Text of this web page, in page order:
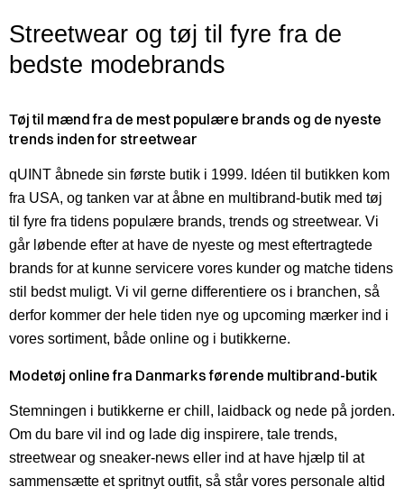
Streetwear og tøj til fyre fra de
bedste modebrands
Tøj til mænd fra de mest populære brands og de nyeste
trends inden for streetwear
qUINT åbnede sin første butik i 1999. Idéen til butikken kom
fra USA, og tanken var at åbne en multibrand-butik med tøj
til fyre fra tidens populære brands, trends og streetwear. Vi
går løbende efter at have de nyeste og mest eftertragtede
brands for at kunne servicere vores kunder og matche tidens
stil bedst muligt. Vi vil gerne differentiere os i branchen, så
derfor kommer der hele tiden nye og upcoming mærker ind i
vores sortiment, både online og i butikkerne.
Modetøj online fra Danmarks førende multibrand-butik
Stemningen i butikkerne er chill, laidback og nede på jorden.
Om du bare vil ind og lade dig inspirere, tale trends,
streetwear og sneaker-news eller ind at have hjælp til at
sammensætte et spritnyt outfit, så står vores personale altid